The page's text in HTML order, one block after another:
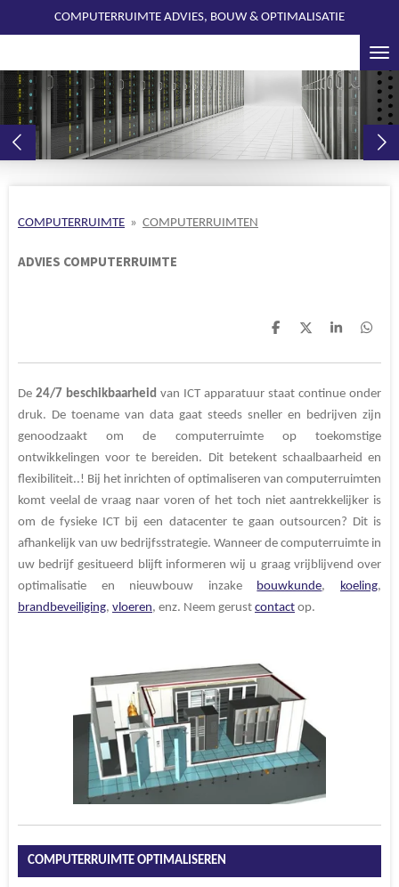
direct
de
hoofdinhoud
COMPUTERRUIMTE ADVIES, BOUW & OPTIMALISATIE
COMPUTERRUIMTE » COMPUTERRUIMTEN
ADVIES COMPUTERRUIMTE
D
D
S
D
n
De 24/7 beschikbaarheid van ICT apparatuur staat continue onder
druk. De toename van data gaat steeds sneller en bedrijven zijn
genoodzaakt om de computerruimte op toekomstige
ontwikkelingen voor te bereiden. Dit betekent schaalbaarheid en
flexibiliteit..! Bij het inrichten of optimaliseren van computerruimten
komt veelal de vraag naar voren of het toch niet aantrekkelijker is
om de fysieke ICT bij een datacenter te gaan outsourcen? Dit is
afhankelijk van uw bedrijfsstrategie. Wanneer de computerruimte in
uw bedrijf gesitueerd blijft informeren wij u graag vrijblijvend over
optimalisatie en nieuwbouw inzake
bouwkunde, koeling,
brandbeveiliging, vloeren, enz. Neem gerust contact op.
COMPUTERRUIMTE OPTIMALISEREN